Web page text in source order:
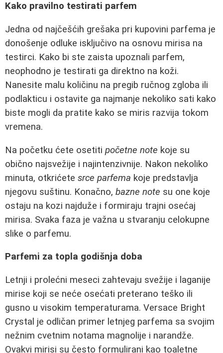
Kako pravilno testirati parfem
Jedna od najčešćih grešaka pri kupovini parfema je
donošenje odluke isključivo na osnovu mirisa na
testirci. Kako bi ste zaista upoznali parfem,
neophodno je testirati ga direktno na koži.
Nanesite malu količinu na pregib ručnog zgloba ili
podlakticu i ostavite ga najmanje nekoliko sati kako
biste mogli da pratite kako se miris razvija tokom
vremena.
Na početku ćete osetiti početne note koje su
obično najsvežije i najintenzivnije. Nakon nekoliko
minuta, otkrićete srce parfema koje predstavlja
njegovu suštinu. Konačno, bazne note su one koje
ostaju na kozi najduže i formiraju trajni osećaj
mirisa. Svaka faza je važna u stvaranju celokupne
slike o parfemu.
Parfemi za topla godišnja doba
Letnji i prolećni meseci zahtevaju svežije i laganije
mirise koji se neće osećati preterano teško ili
gusno u visokim temperaturama. Versace Bright
Crystal je odličan primer letnjeg parfema sa svojim
nežnim cvetnim notama magnolije i narandže.
Ovakvi mirisi su često formulirani kao toaletne